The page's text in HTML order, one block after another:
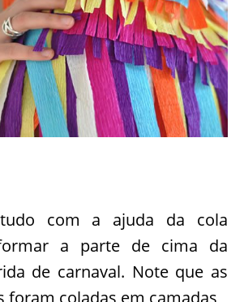
com a ajuda da cola
a parte de cima da
de carnaval. Note que as
foram coladas em camadas